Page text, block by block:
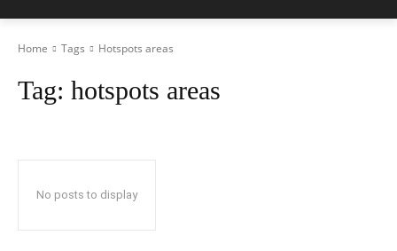
Home Tags Hotspots areas
Tag: hotspots areas
No posts to display